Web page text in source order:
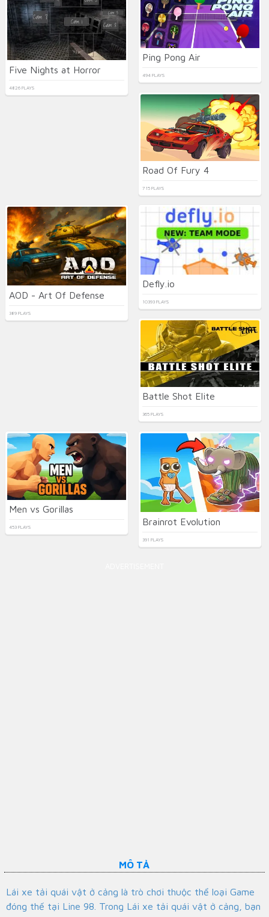
Five Nights at Horror
4826 PLAYS
Ping Pong Air
494 PLAYS
Road Of Fury 4
715 PLAYS
AOD - Art Of Defense
389 PLAYS
Defly.io
10393 PLAYS
Battle Shot Elite
365 PLAYS
Men vs Gorillas
453 PLAYS Brainrot Evolution
391 PLAYS
MÔ TẢ
Lái xe tải quái vật ở cảng là trò chơi thuộc thể loại Game
đóng thế tại Line 98. Trong Lái xe tải quái vật ở cảng, bạn